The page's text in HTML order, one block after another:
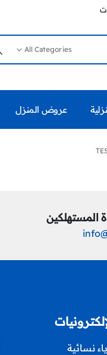
All Categories
عروض المنزل
المستهلكين
نسائية